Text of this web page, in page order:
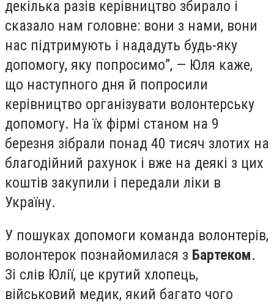
декілька разів керівництво збирало і
сказало нам головне: вони з нами, вони
нас підтримують і нададуть будь-яку
допомогу, яку попросимо”, — Юля каже,
що наступного дня й попросили
керівництво організувати волонтерську
допомогу. На їх фірмі станом на 9
березня зібрали понад 40 тисяч злотих на
благодійний рахунок і вже на деякі з цих
коштів закупили і передали ліки в
Україну.
У пошуках допомоги команда волонтерів,
волонтерок познайомилася з Бартеком.
Зі слів Юлії, це крутий хлопець,
військовий медик, який багато чого